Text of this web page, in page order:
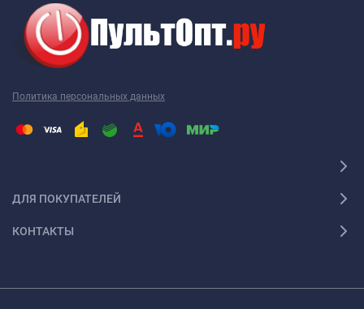
Политика персональных данных
ДЛЯ ПОКУПАТЕЛЕЙ
КОНТАКТЫ